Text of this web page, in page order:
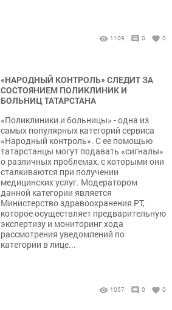
1109 0 0
«НАРОДНЫЙ КОНТРОЛЬ» СЛЕДИТ ЗА
СОСТОЯНИЕМ ПОЛИКЛИНИК И
БОЛЬНИЦ ТАТАРСТАНА
«Поликлиники и больницы» - одна из
самых популярных категорий сервиса
«Народный контроль». С ее помощью
татарстанцы могут подавать «сигналы»
о различных проблемах, с которыми они
сталкиваются при получении
медицинских услуг. Модератором
данной категории является
Министерство здравоохранения РТ,
которое осуществляет предварительную
экспертизу и мониторинг хода
рассмотрения уведомлений по
категории в лице...
1057 0 0